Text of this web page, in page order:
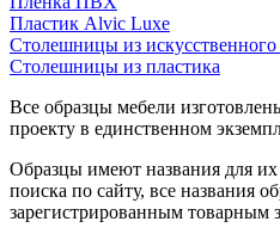
Пластик Alvic Luxe
Столешницы из
Столешницы из пластика
Все образцы мебели
проекту в единственном
Образцы имеют названия для их
поиска по сайту, все названия
зарегистрированным товарным